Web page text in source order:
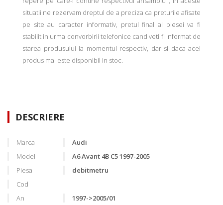
situatii ne rezervam dreptul de a preciza ca preturile afisate
pe site au caracter informativ, pretul final al piesei va fi
stabilit in urma convorbirii telefonice cand veti fi informat de
starea produsului la momentul respectiv, dar si daca acel
produs mai este disponibil in stoc.
DESCRIERE
Marca
Audi
Model
A6 Avant 4B C5 1997-2005
Piesa
debitmetru
Cod
An
1997->2005/01